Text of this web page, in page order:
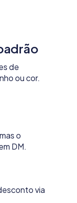
de
ou cor.
o
DM.
via